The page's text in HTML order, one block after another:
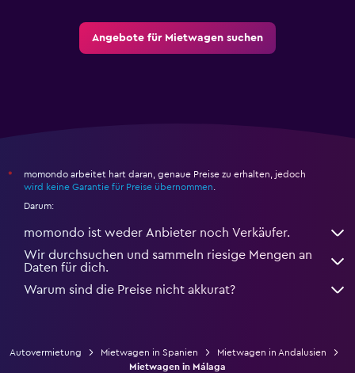
Angebote für Mietwagen suchen
*
momondo arbeitet hart daran, genaue Preise zu erhalten, jedoch
wird keine Garantie für Preise übernommen
Darum:
momondo ist weder Anbieter noch Verkäufer.
Wir durchsuchen und sammeln riesige Mengen an
Daten für dich.
Warum sind die Preise nicht akkurat?
Autovermietung Mietwagen in Spanien
Mietwagen in Andalusien
Mietwagen in Málaga